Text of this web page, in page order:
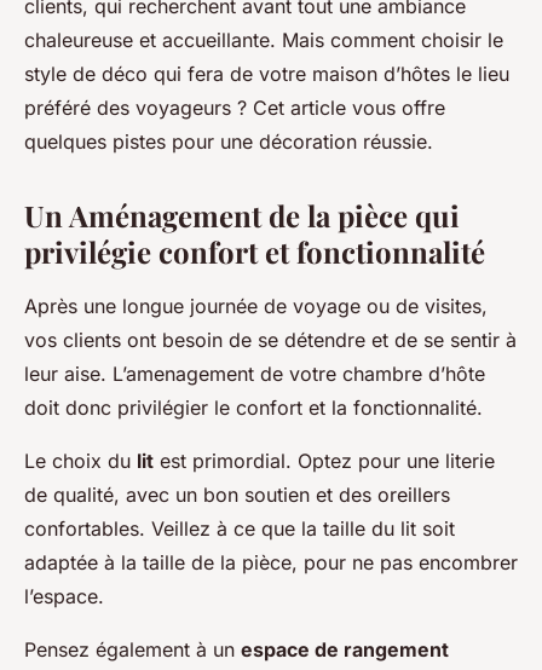
Noam•1 avril 2024•6 min de lecture
clients, qui recherchent avant tout une ambiance
chaleureuse et accueillante. Mais comment choisir le
style de déco qui fera de votre maison d’hôtes le lieu
préféré des voyageurs ? Cet article vous offre
quelques pistes pour une décoration réussie.
Un Aménagement de la pièce qui
privilégie confort et fonctionnalité
Après une longue journée de voyage ou de visites,
vos clients ont besoin de se détendre et de se sentir à
leur aise. L’amenagement de votre chambre d’hôte
doit donc privilégier le confort et la fonctionnalité.
Le choix du lit est primordial. Optez pour une literie
de qualité, avec un bon soutien et des oreillers
confortables. Veillez à ce que la taille du lit soit
adaptée à la taille de la pièce, pour ne pas encombrer
l’espace.
Pensez également à un espace de rangement